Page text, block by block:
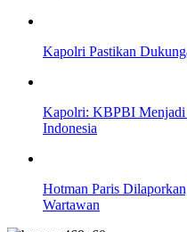
Kapolri Pastikan
Kapolri: KBPBI Menjadi
Indonesia
Hotman Paris
Wartawan